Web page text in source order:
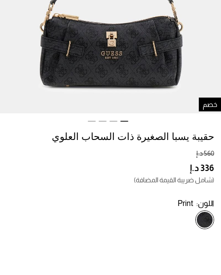
حقيبة يسبا الصغيرة ذات السحاب العلوي
(شامل ضريبة القيمة المضافة)
اللون:Print